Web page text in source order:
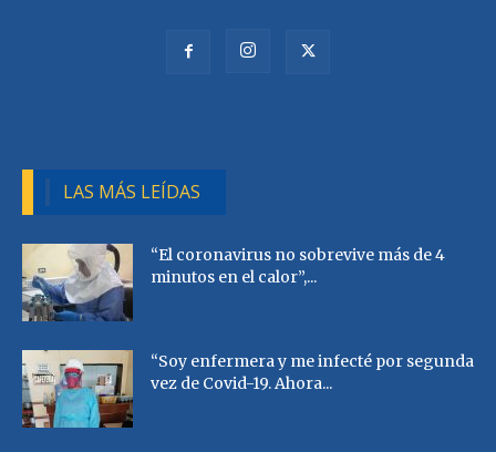
LAS MÁS LEÍDAS
“El coronavirus no sobrevive más de 4
minutos en el calor”,...
“Soy enfermera y me infecté por segunda
vez de Covid-19. Ahora...